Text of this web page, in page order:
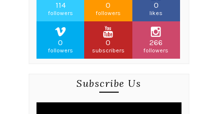
114
followers
0
followers
0
likes
0
followers
0
subscribers
266
followers
Subscribe Us